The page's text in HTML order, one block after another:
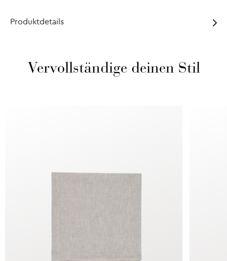
Produktdetails
Vervollständige deinen Stil